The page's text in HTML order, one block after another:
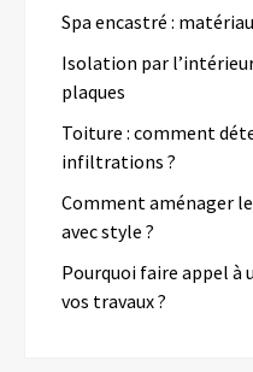
Spa encastré :
Isolation par
plaques
Toiture : comment
infiltrations ?
Comment aménager
avec style ?
Pourquoi faire appel
vos travaux ?